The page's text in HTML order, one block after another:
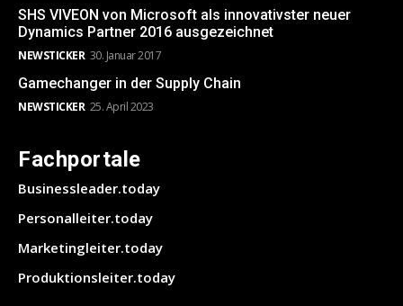
SHS VIVEON von Microsoft als innovativster neuer
Dynamics Partner 2016 ausgezeichnet
NEWSTICKER 30. Januar 2017
Gamechanger in der Supply Chain
NEWSTICKER 25. April 2023
Fachportale
Businessleader.today
Personalleiter.today
Marketingleiter.today
Produktionsleiter.today